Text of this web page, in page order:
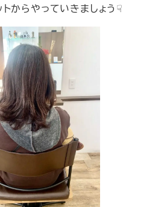
からやっていきましょう☟